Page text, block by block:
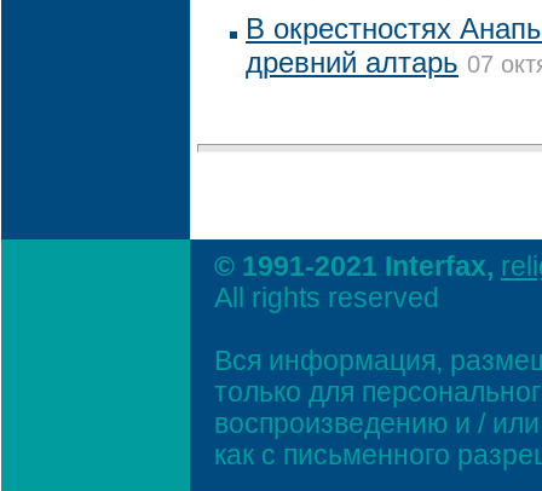
В окрестностях
древний алтарь 07
© 1991-2021 Interfax,
All rights reserved
Вся информация,
только для
воспроизведению и /
как с письменного